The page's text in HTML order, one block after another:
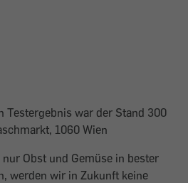
Testergebnis war der Stand 300
1060 Wien
Obst und Gemüse in bester
werden wir in Zukunft keine